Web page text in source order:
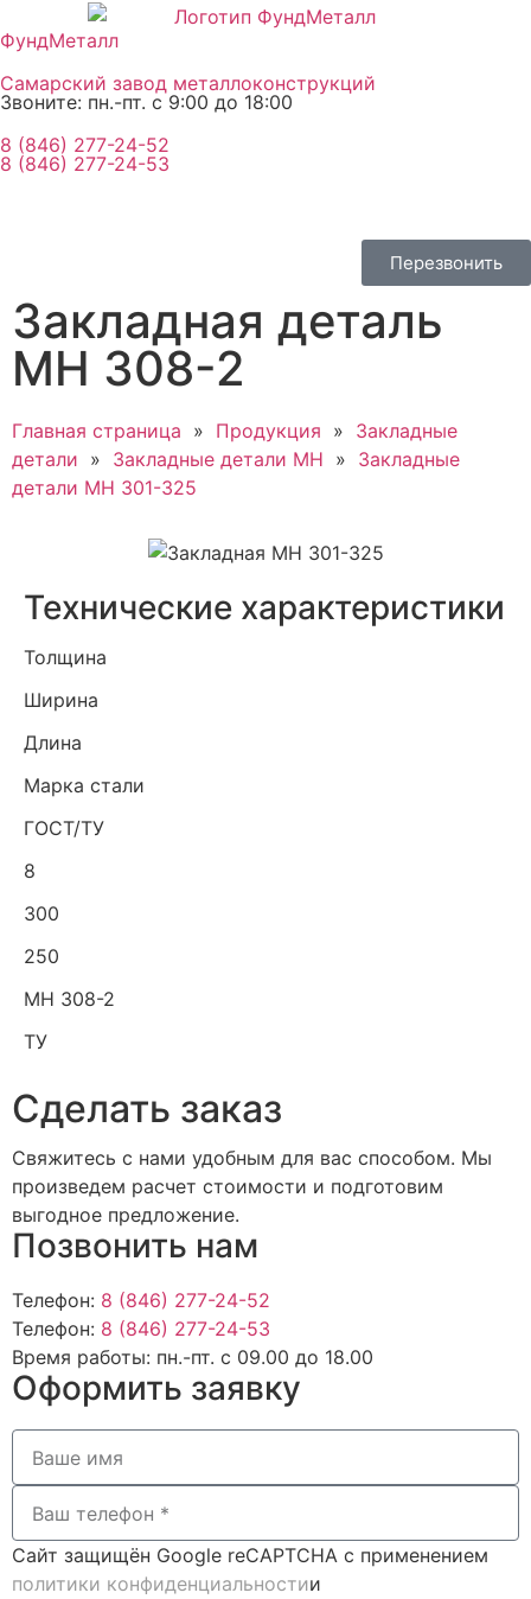
ФундМеталл
Самарский завод металлоконструкций
Звоните: пн.-пт. с 9:00 до 18:00
8 (846) 277-24-52
8 (846) 277-24-53
Перезвонить
Закладная деталь
МН 308-2
Главная страница » Продукция » Закладные
детали » Закладные детали МН » Закладные
детали МН 301-325
Технические характеристики
Толщина
Ширина
Длина
Марка стали
ГОСТ/ТУ
8
300
250
МН 308-2
ТУ
Cделать заказ
Свяжитесь с нами удобным для вас способом. Мы
произведем расчет стоимости и подготовим
выгодное предложение.
Позвонить нам
Телефон: 8 (846) 277-24-52
Телефон: 8 (846) 277-24-53
Время работы: пн.-пт. с 09.00 до 18.00
Оформить заявку
Сайт защищён Google reCAPTCHA с применением
политики конфиденциальностии